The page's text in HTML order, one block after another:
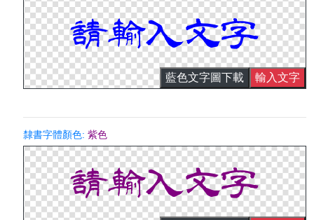
藍色文字圖下載 輸入文字
隸書字體顏色:紫色